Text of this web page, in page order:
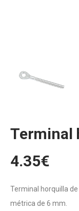
Terminal
4.35€
Terminal horquilla
métrica de 6 mm.